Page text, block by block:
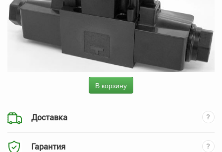
В корзину
Доставка
Гарантия